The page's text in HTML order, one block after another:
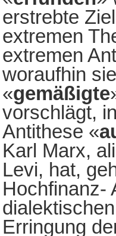
erstrebte
extremen
extremen
woraufhin
«gemäßigte
vorschlägt,
Antithese «
Karl Marx,
Levi, hat,
Hochfinanz-
Erringung